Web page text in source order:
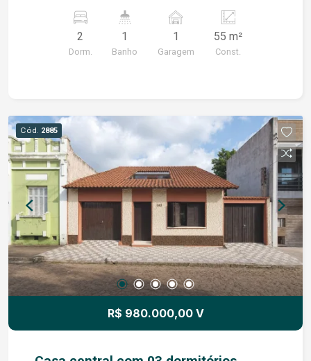
2
Dorm.
1
Banho
1
Garagem
55 m²
Const.
Cód. 2885
R$ 980.000,00 V